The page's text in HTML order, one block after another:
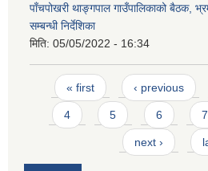
पाँचपोखरी थाङ्गपाल गाउँपालिकाको बैठक,
सम्बन्धी निर्देशिका
मिति: 05/05/2022 - 16:34
Pages
« first ‹ previous
4 5 6 7
next ›